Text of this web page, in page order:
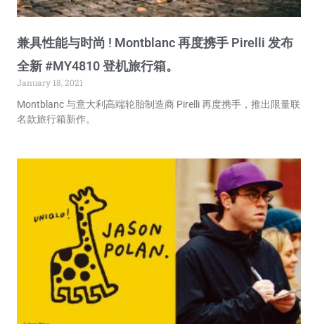
兼具性能与时尚 ! Montblanc 再度携手 Pirelli 发布
全新 #MY4810 登机旅行箱。
January 18, 2021
Montblanc 与意大利高端轮胎制造商 Pirelli 再度携手，推出限量联
名款旅行箱新作。